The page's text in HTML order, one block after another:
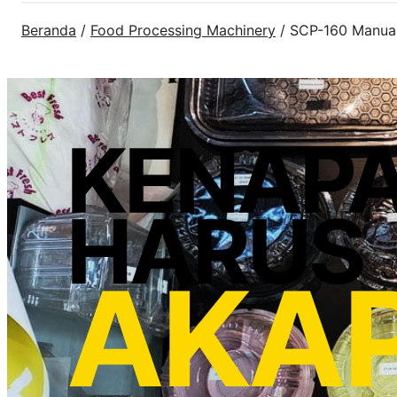
Beranda / Food Processing Machinery / SCP-160
HARUS